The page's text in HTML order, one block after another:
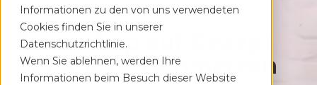
Informationen zu den von uns verwendeten
Cookies finden Sie in unserer
Datenschutzrichtlinie.
Wenn Sie ablehnen, werden Ihre
Informationen beim Besuch dieser Website
Deine App auf Rezept
bei Rücken­schmerzen